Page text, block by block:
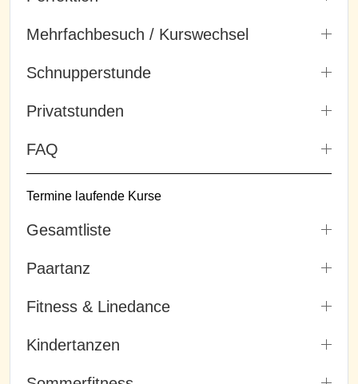
Mehrfachbesuch / Kurswechsel
Schnupperstunde
Privatstunden
FAQ
Termine laufende Kurse
Gesamtliste
Paartanz
Fitness & Linedance
Kindertanzen